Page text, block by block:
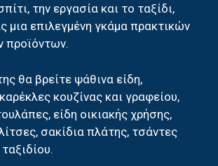
την εργασία και το ταξίδι,
μια επιλεγμένη γκάμα πρακτικών
προϊόντων.
θα βρείτε ψάθινα είδη,
κουζίνας και γραφείου,
είδη οικιακής χρήσης,
σακίδια πλάτης, τσάντες